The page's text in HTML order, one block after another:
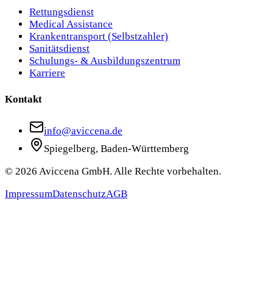
Rettungsdienst
Medical Assistance
Krankentransport (Selbstzahler)
Sanitätsdienst
Schulungs- & Ausbildungszentrum
Karriere
Kontakt
info@aviccena.de
Spiegelberg, Baden-Württemberg
© 2026 Aviccena GmbH. Alle Rechte vorbehalten.
ImpressumDatenschutzAGB